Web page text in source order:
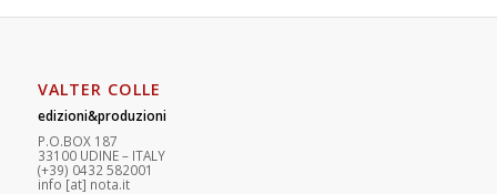
VALTER COLLE
edizioni&produzioni
P.O.BOX 187
33100 UDINE – ITALY
(+39) 0432 582001
info [at] nota.it